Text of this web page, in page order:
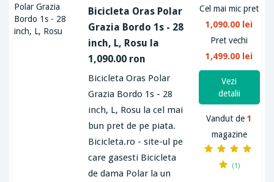
Bicicleta Oras Polar
Grazia Bordo 1s - 28
inch, L, Rosu la
1,090.00 ron
Bicicleta Oras Polar
Grazia Bordo 1s - 28
inch, L, Rosu la cel mai
bun pret de pe piata.
Bicicleta.ro - site-ul pe
care gasesti Bicicleta
de dama Polar la un
Cel mai mic pret
1,090.00 lei
Pret vechi
1,499.00 lei
Vezi
detalii
Vandut de1
magazine
(1)